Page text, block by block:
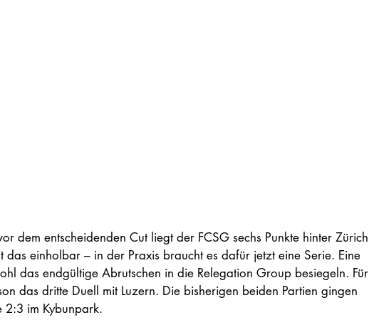
dem entscheidenden Cut liegt der FCSG sechs Punkte hinter Zürich
das einholbar – in der Praxis braucht es dafür jetzt eine Serie. Eine
das endgültige Abrutschen in die Relegation Group besiegeln. Für
das dritte Duell mit Luzern. Die bisherigen beiden Partien gingen
2:3 im Kybunpark.